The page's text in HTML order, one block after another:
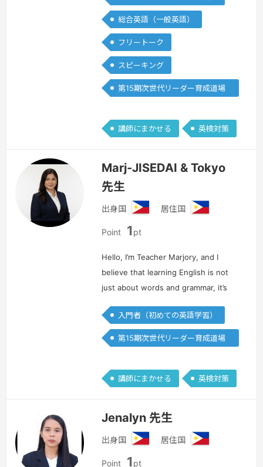
improve your speaking, r… 続きを見る
総合英語（一般英語）
フリートーク
スピーキング
第15期次世代リーダー育成道場
講師にまかせる 英検対策
Marj-JISEDAI & Tokyo
先生
出身国
ィ
ピ
ン
居住国
ピ
ン
Point 1pt
Hello, I’m Teacher Marjory, and I
believe that learning English is not
just about words and grammar, it’s
opportunities and building
confidence. As an online ESL
teacher, my…続きを見る »
入門者（初めての英語学習）
第15期次世代リーダー育成道場
講師にまかせる 英検対策
Jenalyn 先生
出身国 居住国
Point 1pt